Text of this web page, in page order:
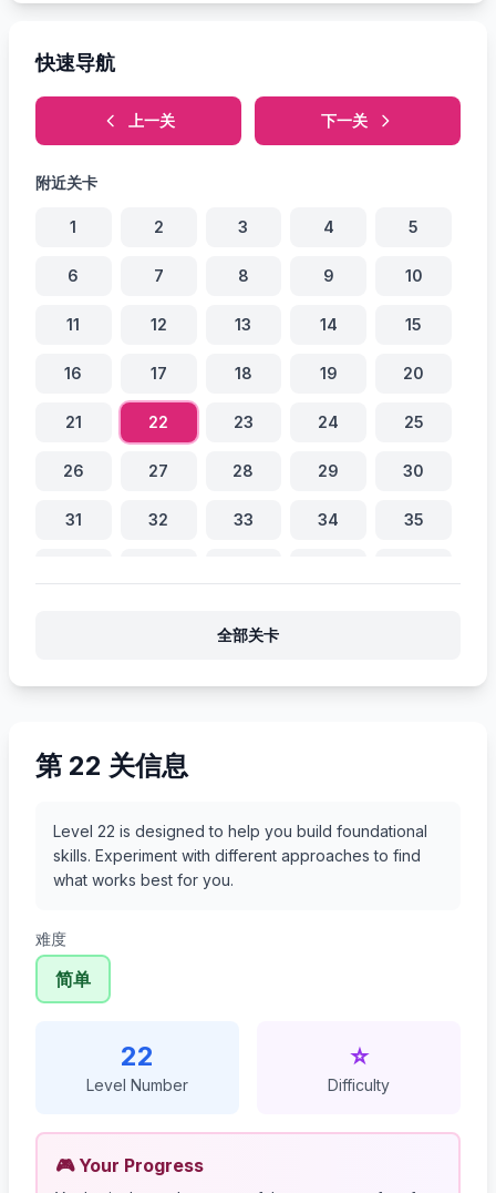
快速导航
上一关 下一关
附近关卡
1 2 3 4 5
6 7 8 9 10
11 12 13 14 15
16 17 18 19 20
21 22 23 24 25
26 27 28 29 30
31 32 33 34 35
全部关卡
第 22 关信息
Level 22 is designed to help you build foundational
skills. Experiment with different approaches to find
what works best for you.
难度
简单
22
Level Number
⭐
Difficulty
🎮 Your Progress